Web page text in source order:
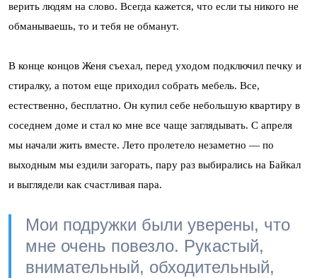
верить людям на слово. Всегда кажется, что если ты никого не
обманываешь, то и тебя не обманут.
В конце концов Женя съехал, перед уходом подключил печку и
стиралку, а потом еще приходил собрать мебель. Все,
естественно, бесплатно. Он купил себе небольшую квартиру в
соседнем доме и стал ко мне все чаще заглядывать. С апреля
мы начали жить вместе. Лето пролетело незаметно — по
выходным мы ездили загорать, пару раз выбирались на Байкал
и выглядели как счастливая пара.
Мои подружки были уверены, что
мне очень повезло. Рукастый,
внимательный, обходительный,